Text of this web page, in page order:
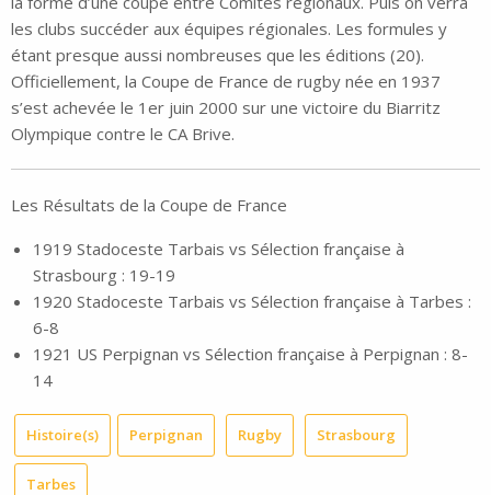
les clubs succéder aux équipes régionales. Les formules y
étant presque aussi nombreuses que les éditions (20).
Officiellement, la Coupe de France de rugby née en 1937
s’est achevée le 1er juin 2000 sur une victoire du Biarritz
Olympique contre le CA Brive.
Les Résultats de la Coupe de France
1919 Stadoceste Tarbais vs Sélection française à
Strasbourg : 19-19
1920 Stadoceste Tarbais vs Sélection française à Tarbes :
6-8
1921 US Perpignan vs Sélection française à Perpignan : 8-
14
Histoire(s) Perpignan Rugby Strasbourg
Tarbes